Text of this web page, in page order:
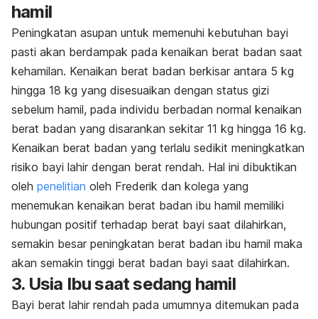
hamil
Peningkatan asupan untuk memenuhi kebutuhan bayi
pasti akan berdampak pada kenaikan berat badan saat
kehamilan. Kenaikan berat badan berkisar antara 5 kg
hingga 18 kg yang disesuaikan dengan status gizi
sebelum hamil, pada individu berbadan normal kenaikan
berat badan yang disarankan sekitar 11 kg hingga 16 kg.
Kenaikan berat badan yang terlalu sedikit meningkatkan
risiko bayi lahir dengan berat rendah. Hal ini dibuktikan
oleh penelitian oleh Frederik dan kolega yang
menemukan kenaikan berat badan ibu hamil memiliki
hubungan positif terhadap berat bayi saat dilahirkan,
semakin besar peningkatan berat badan ibu hamil maka
akan semakin tinggi berat badan bayi saat dilahirkan.
3. Usia Ibu saat sedang hamil
Bayi berat lahir rendah pada umumnya ditemukan pada